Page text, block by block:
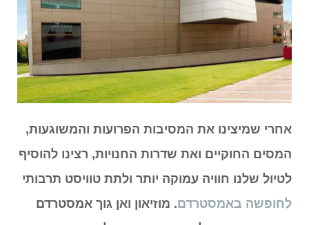
אחרי שמיצינו את המסיבות הפרועות והמשוגעות,
המסים החוקיים ואת שדרות החנויות, רצינו להוסיף
לטיול שלנו חוויה עמוקה יותר ולתת טוויסט תרבותי
לחופשה באמסטרדם. מוזיאון ואן גוך אמסטרדם